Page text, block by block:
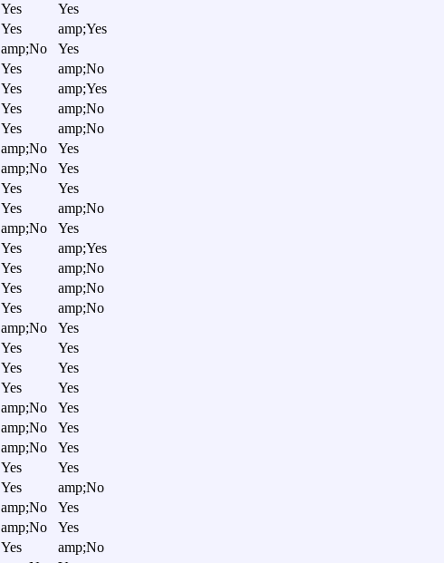
Yes
Yes
Yes
amp;Yes
amp;No
Yes
Yes
amp;No
Yes
amp;Yes
Yes
amp;No
Yes
amp;No
amp;No
Yes
amp;No
Yes
Yes
Yes
Yes
amp;No
amp;No
Yes
Yes
amp;Yes
Yes
amp;No
Yes
amp;No
Yes
amp;No
amp;No
Yes
Yes
Yes
Yes
Yes
Yes
Yes
amp;No
Yes
amp;No
Yes
amp;No
Yes
Yes
Yes
Yes
amp;No
amp;No
Yes
amp;No
Yes
Yes
amp;No